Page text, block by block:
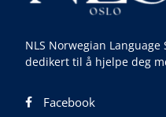
NLS Norwegian Language
dedikert til å hjelpe deg
Facebook